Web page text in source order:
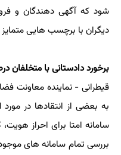
شود که آگهی دهندگان و
دیگران با برچسب هایی
برخورد دادستانی با متخلفان
قیطرانی - نماینده معاونت
به بعضی از انتقادها در
سامانه امتا برای احراز
بررسی تمام سامانه های